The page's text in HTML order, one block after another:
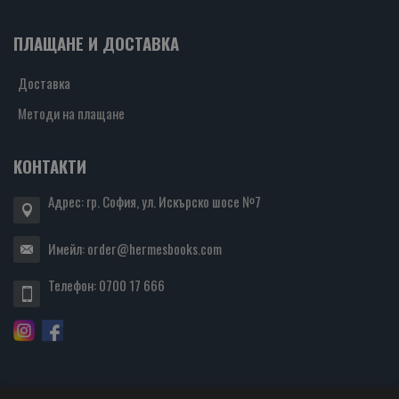
ПЛАЩАНЕ И ДОСТАВКА
Доставка
Методи на плащане
КОНТАКТИ
Адрес: гр. София, ул. Искърско шосе №7
Имейл:order@hermesbooks.com
Телефон:0700 17 666